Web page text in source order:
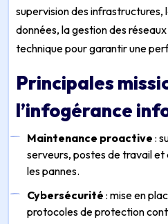
supervision des infrastructures,
données, la gestion des
technique pour garantir une
Principales
l’infogérance
Maintenance proactive :
serveurs, postes de travail
les pannes.
Cybersécurité : mise en
protocoles de protection